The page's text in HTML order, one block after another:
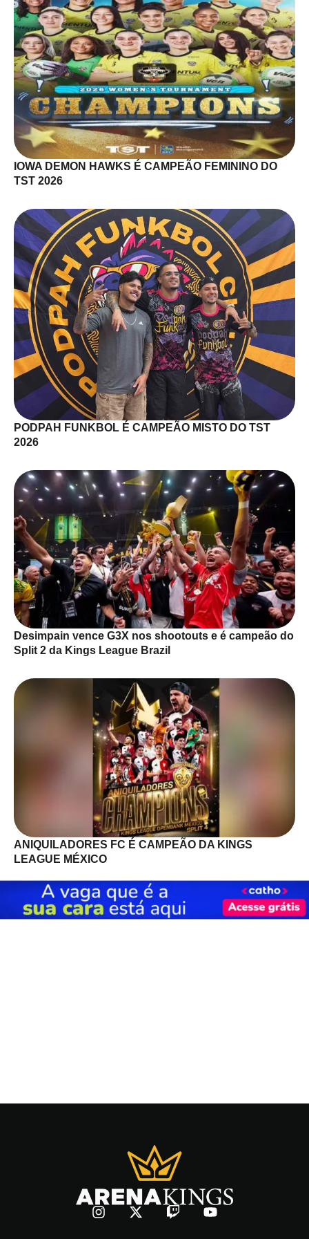
IOWA DEMON HAWKS É CAMPEÃO FEMININO DO
TST 2026
PODPAH FUNKBOL É CAMPEÃO MISTO DO TST
2026
Desimpain vence G3X nos shootouts e é campeão do
Split 2 da Kings League Brazil
ANIQUILADORES FC É CAMPEÃO DA KINGS
LEAGUE MÉXICO